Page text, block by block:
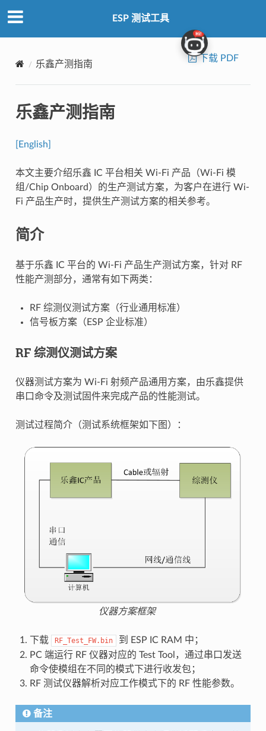
ESP 测试工具
乐鑫产测指南
下载 PDF
乐鑫产测指南
[English]
本文主要介绍乐鑫 IC 平台相关 Wi-Fi 产品（Wi-Fi 模
组/Chip Onboard）的生产测试方案，为客户在进行 Wi-
Fi 产品生产时，提供生产测试方案的相关参考。
简介
基于乐鑫 IC 平台的 Wi-Fi 产品生产测试方案，针对 RF
性能产测部分，通常有如下两类：
RF 综测仪测试方案（行业通用标准）
信号板方案（ESP 企业标准）
RF 综测仪测试方案
仪器测试方案为 Wi-Fi 射频产品通用方案，由乐鑫提供
串口命令及测试固件来完成产品的性能测试。
测试过程简介（测试系统框架如下图）：
仪器方案框架
下载 RF_Test_FW.bin
到 ESP IC RAM 中；
PC 端运行 RF 仪器对应的 Test Tool，通过串口发送
命令使模组在不同的模式下进行收发包；
RF 测试仪器解析对应工作模式下的 RF 性能参数。
备注